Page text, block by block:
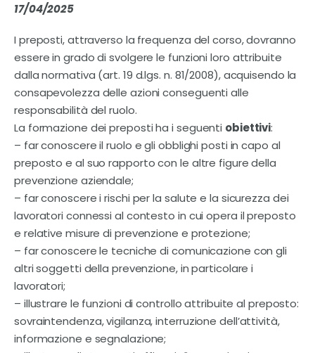
Paghe
Servizi & Sportelli
UNIMPIEGO
Contatti
17/04/2025
I preposti, attraverso la frequenza del corso, dovranno
essere in grado di svolgere le funzioni loro attribuite
dalla normativa (art. 19 d.lgs. n. 81/2008), acquisendo la
consapevolezza delle azioni conseguenti alle
responsabilità del ruolo.
La formazione dei preposti ha i seguenti obiettivi:
– far conoscere il ruolo e gli obblighi posti in capo al
preposto e al suo rapporto con le altre figure della
prevenzione aziendale;
– far conoscere i rischi per la salute e la sicurezza dei
lavoratori connessi al contesto in cui opera il preposto
e relative misure di prevenzione e protezione;
– far conoscere le tecniche di comunicazione con gli
altri soggetti della prevenzione, in particolare i
lavoratori;
– illustrare le funzioni di controllo attribuite al preposto:
sovraintendenza, vigilanza, interruzione dell’attività,
informazione e segnalazione;